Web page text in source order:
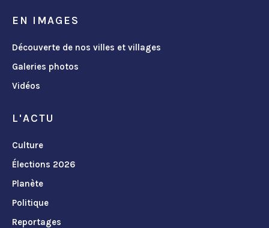
EN IMAGES
Découverte de nos villes et villages
Galeries photos
Vidéos
L'ACTU
Culture
Élections 2026
Planète
Politique
Reportages